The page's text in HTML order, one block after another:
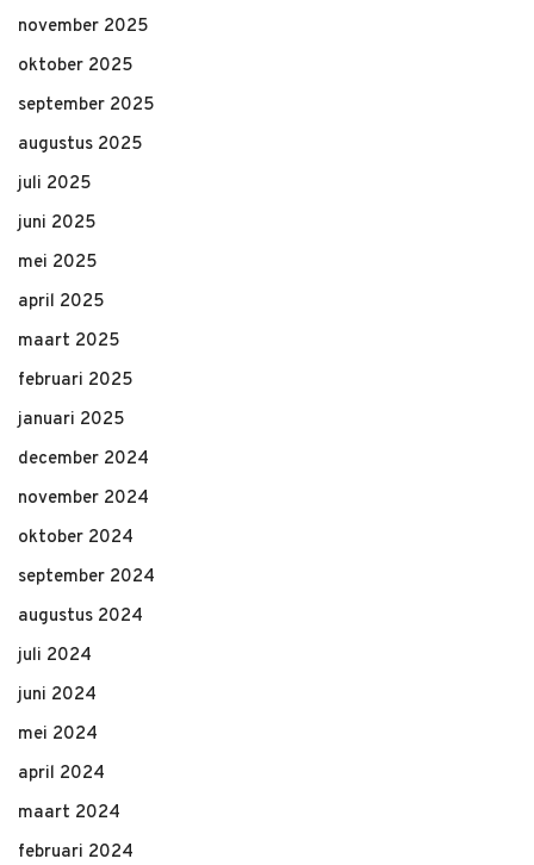
november 2025
oktober 2025
september 2025
augustus 2025
juli 2025
juni 2025
mei 2025
april 2025
maart 2025
februari 2025
januari 2025
december 2024
november 2024
oktober 2024
september 2024
augustus 2024
juli 2024
juni 2024
mei 2024
april 2024
maart 2024
februari 2024